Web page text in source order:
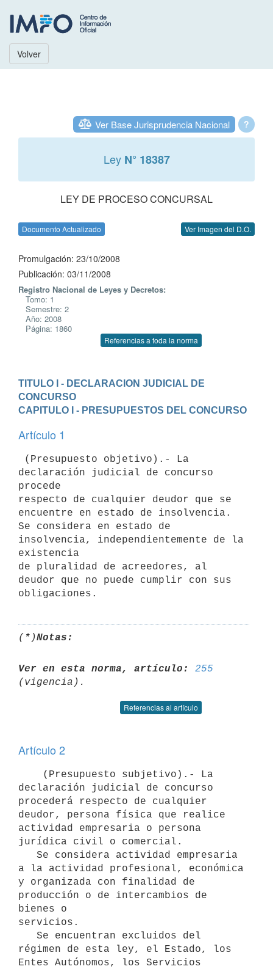
Volver
?
Ver Base Jurisprudencia Nacional
Ley N° 18387
LEY DE PROCESO CONCURSAL
Documento Actualizado Ver Imagen del D.O.
Promulgación: 23/10/2008
Publicación: 03/11/2008
Registro Nacional de Leyes y Decretos:
Tomo: 1
Semestre: 2
Año: 2008
Página: 1860
Referencias a toda la norma
TITULO I - DECLARACION JUDICIAL DE
CONCURSO
CAPITULO I - PRESUPUESTOS DEL CONCURSO
Artículo 1
declaración judicial de concurso
procede
respecto de cualquier deudor que se
encuentre en estado de insolvencia.
Se considera en estado de
insolvencia, independientemente de la
existencia
de pluralidad de acreedores, al
deudor que no puede cumplir con sus
(*)Notas:
Ver en esta norma, artículo:
255
Referencias al artículo
Artículo 2
declaración judicial de concurso
procederá respecto de cualquier
deudor, persona física que realice
actividad empresaria o persona
jurídica civil o comercial.
a la actividad profesional, económica
y organizada con finalidad de
producción o de intercambios de
bienes o
servicios.
régimen de esta ley, el Estado, los
Entes Autónomos, los Servicios